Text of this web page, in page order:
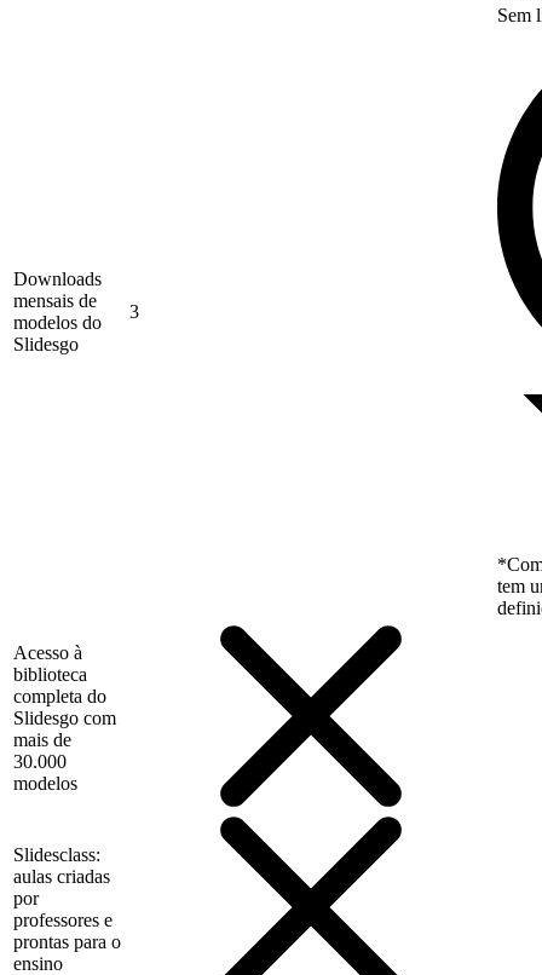
Downloads
mensais de
modelos do
Slidesgo
3
Sem
tem
Acesso à
biblioteca
completa do
Slidesgo com
mais de
30.000
modelos
Slidesclass:
aulas criadas
por
professores e
prontas para o
ensino